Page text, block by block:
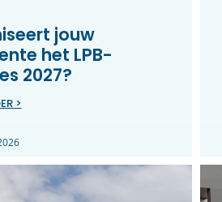
jouw
het LPB-
2027?
>